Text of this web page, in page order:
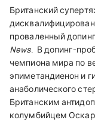
Британский
проваленный
News. В допинг-
чемпиона мира по
эпиметандиенон и
анаболического
Британским
колумбийцем